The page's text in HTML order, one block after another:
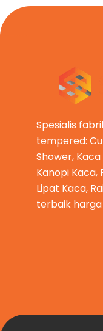
Spesialis
tempered:
Shower,
Kanopi Kaca,
Lipat Kaca,
terbaik